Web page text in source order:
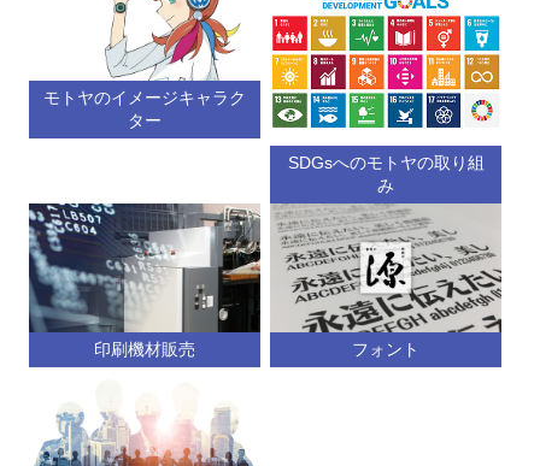
モトヤのイメージキャラク
ター
SDGsへのモトヤの取り組
み
印刷機材販売 フォント